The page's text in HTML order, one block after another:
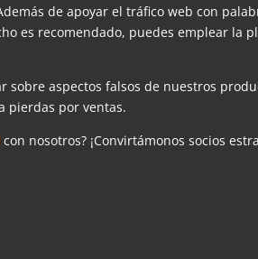
de apoyar el tráfico web con
es recomendado, puedes emplear la
sobre aspectos falsos de nuestros
pierdas por ventas.
con nosotros? ¡Convirtámonos socios